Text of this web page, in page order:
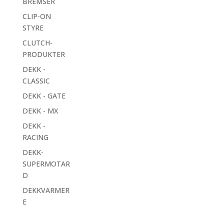
CLIP-ON
STYRE
CLUTCH-
PRODUKTER
DEKK -
CLASSIC
DEKK - GATE
DEKK - MX
DEKK -
RACING
DEKK-
SUPERMOTAR
D
DEKKVARMER
E